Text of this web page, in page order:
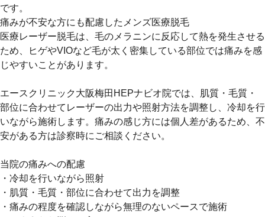
です。
痛みが不安な方にも配慮したメンズ医療脱毛
医療レーザー脱毛は、毛のメラニンに反応して熱を発生させる
ため、ヒゲやVIOなど毛が太く密集している部位では痛みを感
じやすいことがあります。
エースクリニック大阪梅田HEPナビオ院では、肌質・毛質・
部位に合わせてレーザーの出力や照射方法を調整し、冷却を行
いながら施術します。痛みの感じ方には個人差があるため、不
安がある方は診察時にご相談ください。
当院の痛みへの配慮
・冷却を行いながら照射
・肌質・毛質・部位に合わせて出力を調整
・痛みの程度を確認しながら無理のないペースで施術